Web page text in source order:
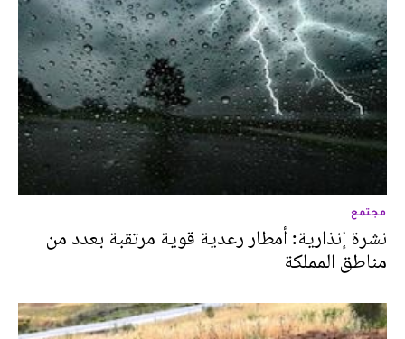
مجتمع
نشرة إنذارية: أمطار رعدية قوية مرتقبة بعدد من
مناطق المملكة